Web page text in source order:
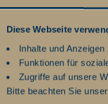
Diese Webseite
Inhalte und
Funktionen für
Zugriffe auf unsere
Bitte beachten Sie